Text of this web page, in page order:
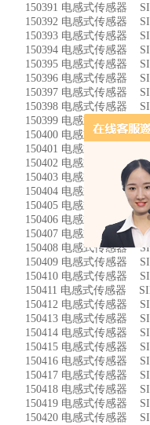
150391 电感式传感器
150392 电感式传感器
150393 电感式传感器
150394 电感式传感器
150395 电感式传感器
150396 电感式传感器
150397 电感式传感器
150398 电感式传感器
150399 电感式传感器
150400 电感式传感器
150401 电感式传感器
150402 电感式传感器
150403 电感式传感器
150404 电感式传感器
150405 电感式传感器
150406 电感式传感器
150407 电感式传感器
150408 电感式传感器
150409 电感式传感器
150410 电感式传感器
150411 电感式传感器
150412 电感式传感器
150413 电感式传感器
150414 电感式传感器
150415 电感式传感器
150416 电感式传感器
150417 电感式传感器
150418 电感式传感器
150419 电感式传感器
150420 电感式传感器